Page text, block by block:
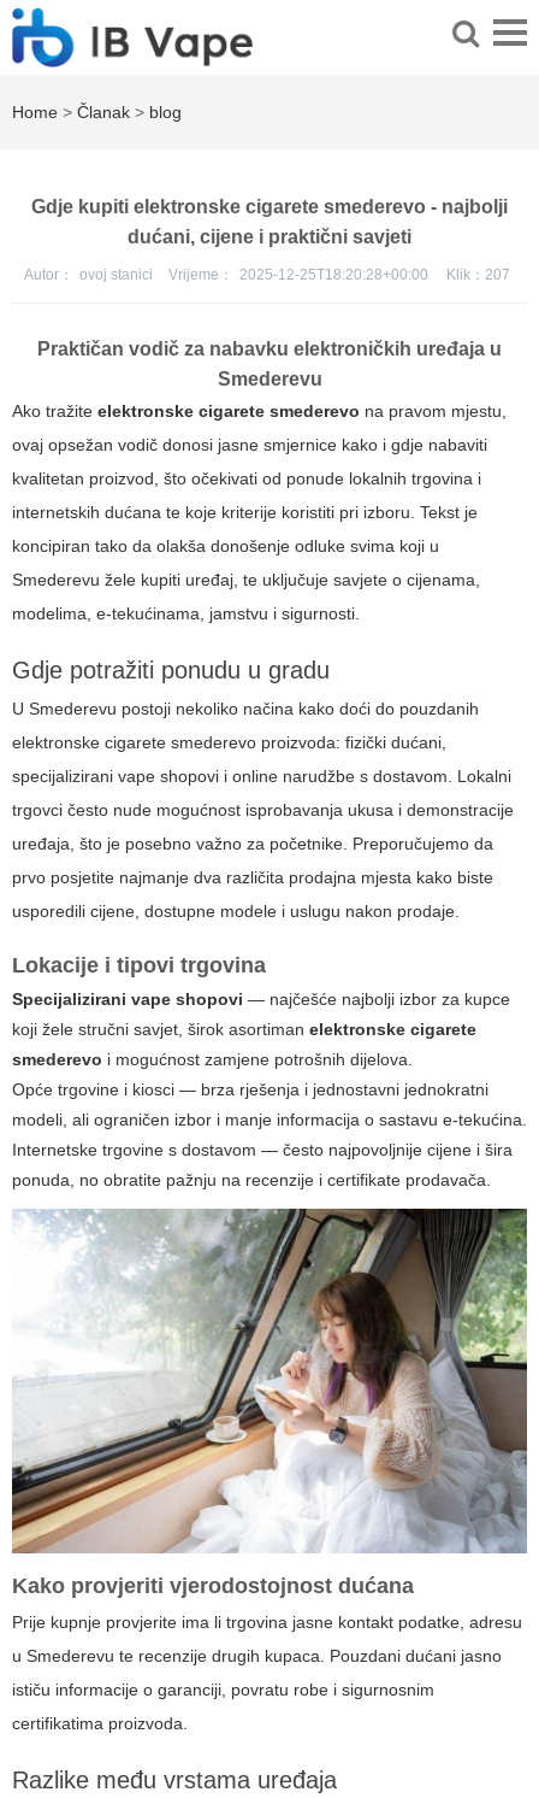
Home > Članak > blog
Gdje kupiti elektronske cigarete smederevo - najbolji
dućani, cijene i praktični savjeti
Autor： ovoj stanici Vrijeme： 2025-12-25T18:20:28+00:00 Klik： 207
Praktičan vodič za nabavku elektroničkih uređaja u
Smederevu
Ako tražite elektronske cigarete smederevo na pravom mjestu,
ovaj opsežan vodič donosi jasne smjernice kako i gdje nabaviti
kvalitetan proizvod, što očekivati od ponude lokalnih trgovina i
internetskih dućana te koje kriterije koristiti pri izboru. Tekst je
koncipiran tako da olakša donošenje odluke svima koji u
Smederevu žele kupiti uređaj, te uključuje savjete o cijenama,
modelima, e-tekućinama, jamstvu i sigurnosti.
Gdje potražiti ponudu u gradu
U Smederevu postoji nekoliko načina kako doći do pouzdanih
elektronske cigarete smederevo proizvoda: fizički dućani,
specijalizirani vape shopovi i online narudžbe s dostavom. Lokalni
trgovci često nude mogućnost isprobavanja ukusa i demonstracije
uređaja, što je posebno važno za početnike. Preporučujemo da
prvo posjetite najmanje dva različita prodajna mjesta kako biste
usporedili cijene, dostupne modele i uslugu nakon prodaje.
Lokacije i tipovi trgovina
Specijalizirani vape shopovi — najčešće najbolji izbor za kupce
koji žele stručni savjet, širok asortiman elektronske cigarete
smederevo i mogućnost zamjene potrošnih dijelova.
Opće trgovine i kiosci — brza rješenja i jednostavni jednokratni
modeli, ali ograničen izbor i manje informacija o sastavu e-tekućina.
Internetske trgovine s dostavom — često najpovoljnije cijene i šira
ponuda, no obratite pažnju na recenzije i certifikate prodavača.
Kako provjeriti vjerodostojnost dućana
Prije kupnje provjerite ima li trgovina jasne kontakt podatke, adresu
u Smederevu te recenzije drugih kupaca. Pouzdani dućani jasno
ističu informacije o garanciji, povratu robe i sigurnosnim
certifikatima proizvoda.
Razlike među vrstama uređaja